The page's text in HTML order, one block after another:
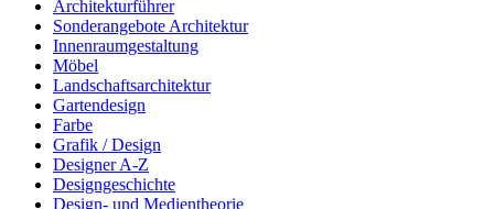
Architekturführer
Sonderangebote Architektur
Innenraumgestaltung
Möbel
Landschaftsarchitektur
Gartendesign
Farbe
Grafik / Design
Designer A-Z
Designgeschichte
Design- und Medientheorie